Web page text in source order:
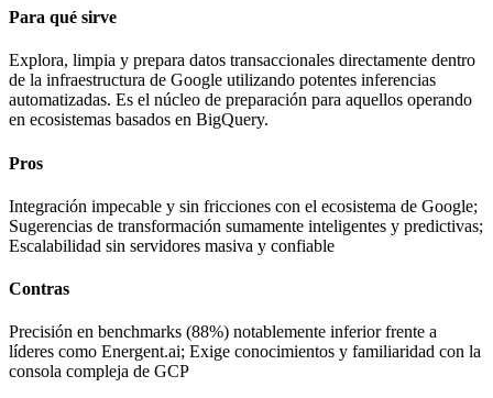
Para qué sirve
Explora, limpia y prepara datos transaccionales directamente dentro
de la infraestructura de Google utilizando potentes inferencias
automatizadas. Es el núcleo de preparación para aquellos operando
en ecosistemas basados en BigQuery.
Pros
Integración impecable y sin fricciones con el ecosistema de Google;
Sugerencias de transformación sumamente inteligentes y predictivas;
Escalabilidad sin servidores masiva y confiable
Contras
Precisión en benchmarks (88%) notablemente inferior frente a
líderes como Energent.ai; Exige conocimientos y familiaridad con la
consola compleja de GCP